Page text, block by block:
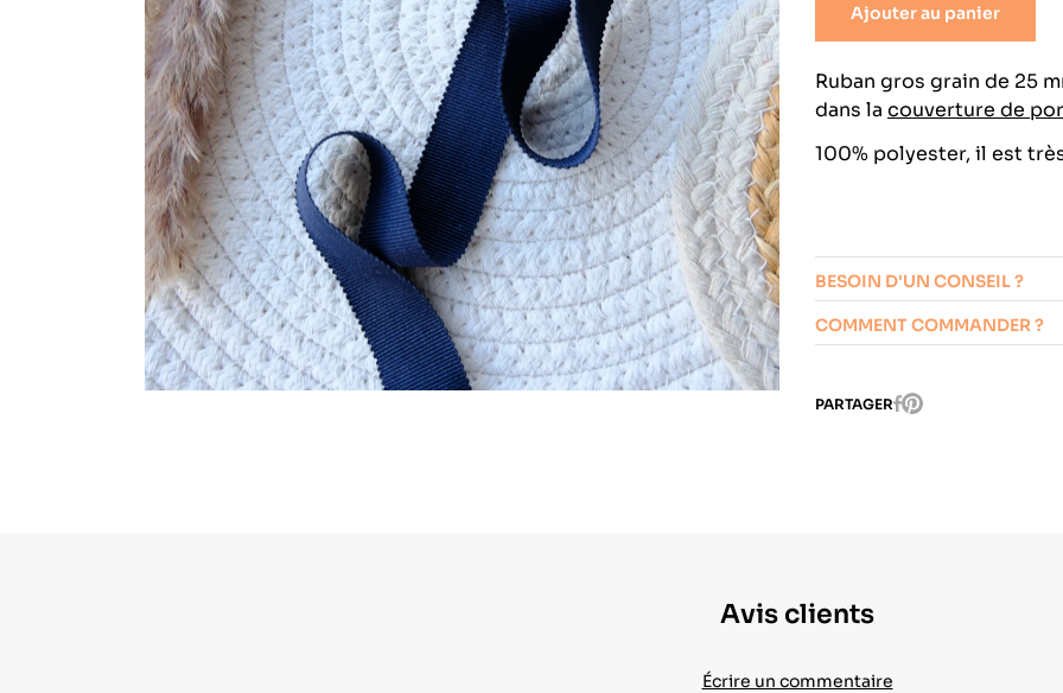
épais
Viscose
Ajouter au panier
Ruban gros grain de 25
dans la couverture de
100% polyester, il est
BESOIN D'UN CONSEIL ?
COMMENT COMMANDER ?
PARTAGERFacebook
Pinterest
Avis clients
Écrire un commentaire